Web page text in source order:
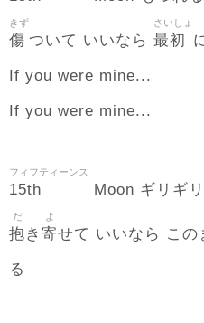
傷
きず
ついて いいなら 最初
さいしょ
If you were mine...
If you were mine...
15th
フィフティーンス
Moon ギリギリ
抱
だ
き 寄
よ
せて いいなら この
る